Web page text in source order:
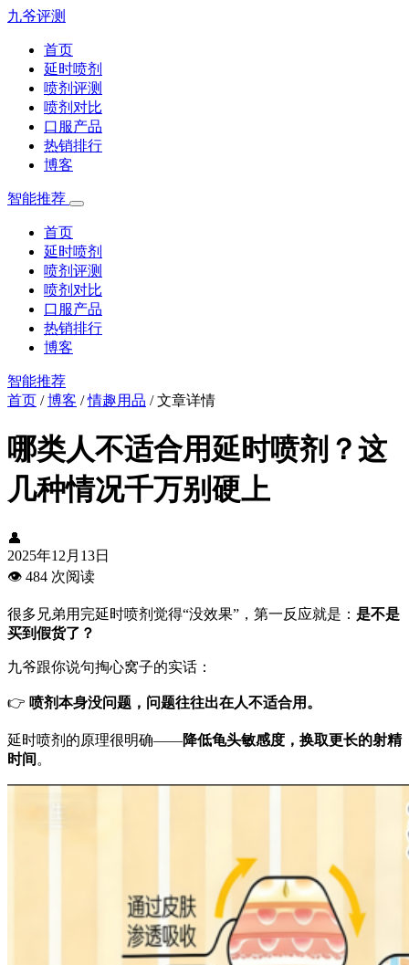
九爷评测
首页
延时喷剂
喷剂评测
喷剂对比
口服产品
热销排行
博客
智能推荐
首页
延时喷剂
喷剂评测
喷剂对比
口服产品
热销排行
博客
智能推荐
首页 /博客 /情趣用品 /文章详情
哪类人不适合用延时喷剂？这
几种情况千万别硬上
👤
2025年12月13日
👁️ 484 次阅读
很多兄弟用完延时喷剂觉得“没效果”，第一反应就是： 是不是
买到假货了？
九爷跟你说句掏心窝子的实话：
👉 喷剂本身没问题，问题往往出在人不适合用。
延时喷剂的原理很明确——降低龟头敏感度，换取更长的射精
时间 。